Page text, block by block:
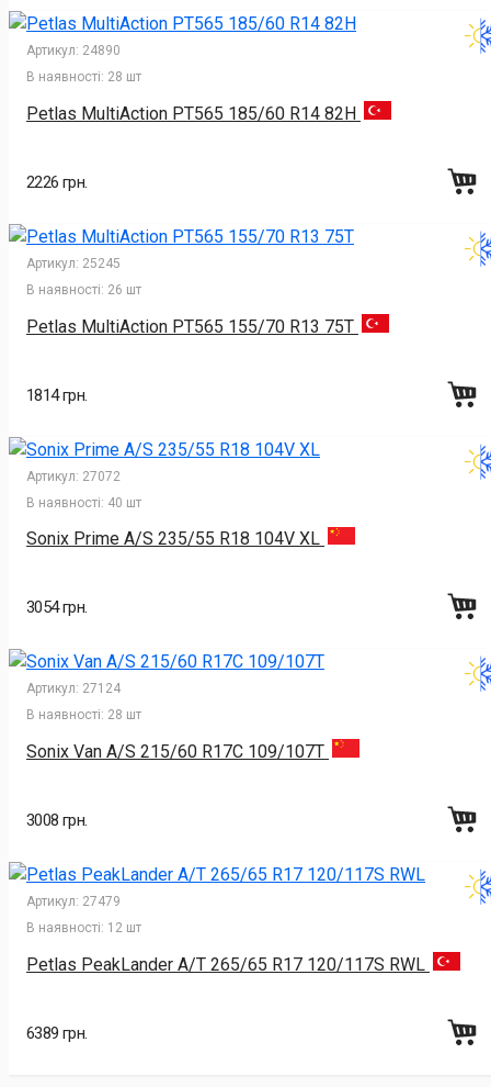
Артикул: 24890
В наявності: 28 шт
Petlas MultiAction PT565 185/60 R14 82H
2226 грн.
Артикул: 25245
В наявності: 26 шт
Petlas MultiAction PT565 155/70 R13 75T
1814 грн.
Артикул: 27072
В наявності: 40 шт
Sonix Prime A/S 235/55 R18 104V XL
3054 грн.
Артикул: 27124
В наявності: 28 шт
Sonix Van A/S 215/60 R17C 109/107T
3008 грн.
Артикул: 27479
В наявності: 12 шт
Petlas PeakLander A/T 265/65 R17 120/117S RWL
6389 грн.